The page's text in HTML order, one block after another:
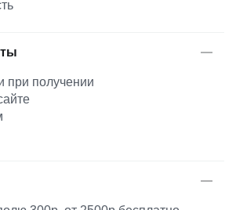
получении